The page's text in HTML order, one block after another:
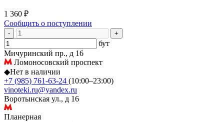
1 360 ₽
Сообщить о поступлении
- +
бут
Мичуринский пр., д 16
Ломоносовский проспект
◆Нет в наличии
+7 (985) 761-63-24 (10:00–23:00)
vinoteki.ru@yandex.ru
Воротынская ул., д 16
Планерная